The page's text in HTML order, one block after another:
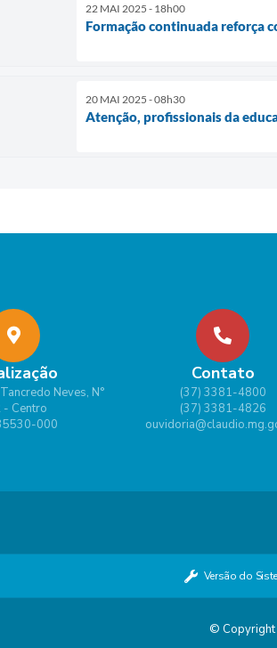
22 MAI 2025 - 18h00
Formação continuada reforça
20 MAI 2025 - 08h30
Atenção, profissionais da
Neves, N°
- Centro
000
Contato
(37) 3381-4800
(37) 3381-4826
Versão do
©